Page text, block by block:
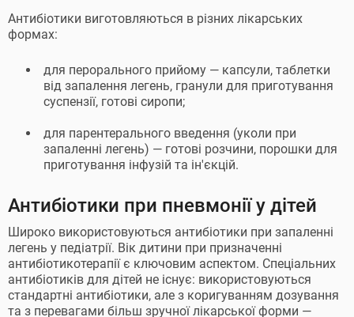
Антибіотики виготовляються в різних лікарських
формах:
для перорального прийому — капсули, таблетки
від запалення легень, гранули для приготування
суспензії, готові сиропи;
для парентерального введення (уколи при
запаленні легень) — готові розчини, порошки для
приготування інфузій та ін'єкцій.
Антибіотики при пневмонії у дітей
Широко використовуються антибіотики при запаленні
легень у педіатрії. Вік дитини при призначенні
антибіотикотерапії є ключовим аспектом. Спеціальних
антибіотиків для дітей не існує: використовуються
стандартні антибіотики, але з коригуванням дозування
та з перевагами більш зручної лікарської форми —